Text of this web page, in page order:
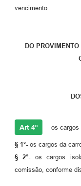
vencimento.
DO
Art 4º os cargos
§ 1°-os cargos da
§ 2°- os cargos
comissão, conforme